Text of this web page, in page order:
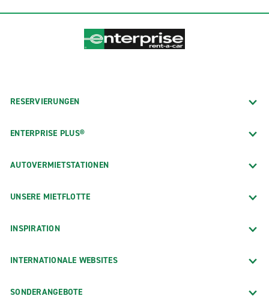
RESERVIERUNGEN
ENTERPRISE PLUS®
AUTOVERMIETSTATIONEN
UNSERE MIETFLOTTE
INSPIRATION
INTERNATIONALE WEBSITES
SONDERANGEBOTE